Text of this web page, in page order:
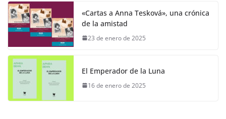
«Cartas a Anna Tesková», una crónica
de la amistad
23 de enero de 2025
El Emperador de la Luna
16 de enero de 2025